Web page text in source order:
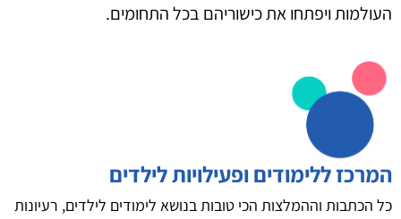
העולמות ויפתחו את כישוריהם בכל התחומים.
המרכז ללימודים ופעילויות לילדים
כל הכתבות וההמלצות הכי טובות בנושא לימודים לילדים, רעיונות